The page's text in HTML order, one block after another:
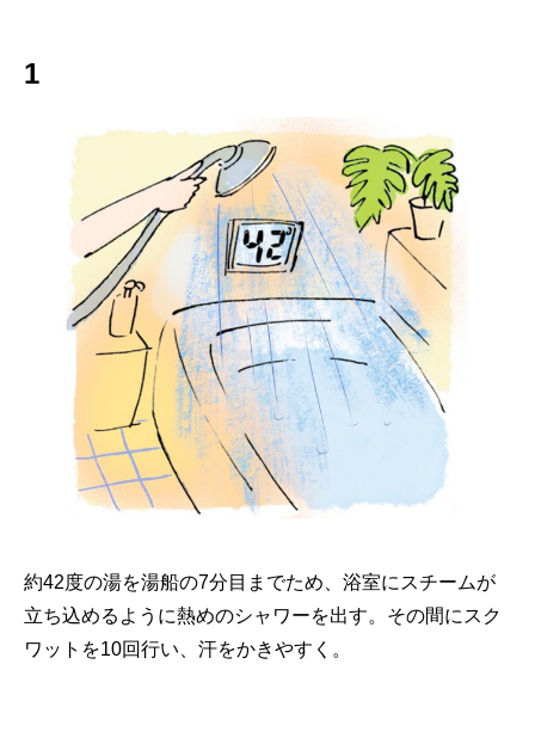
1
約42度の湯を湯船の7分目までため、浴室にスチームが
立ち込めるように熱めのシャワーを出す。その間にスク
ワットを10回行い、汗をかきやすく。